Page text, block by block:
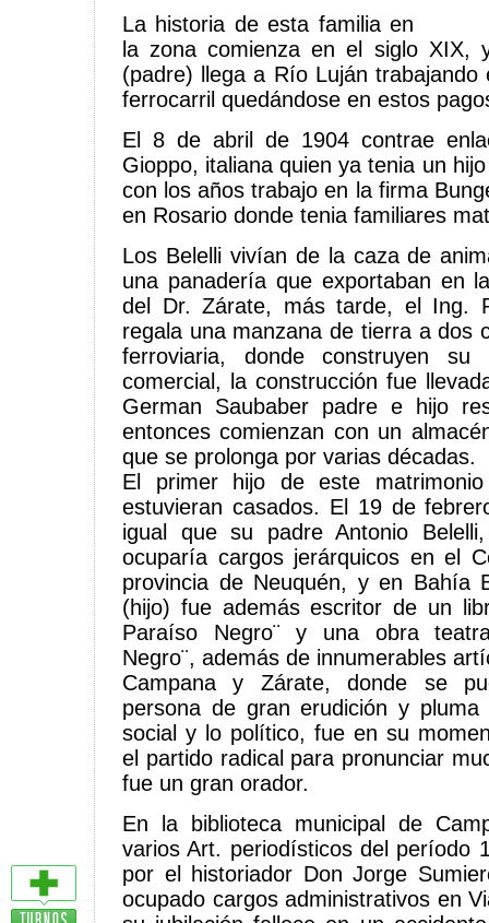
La historia de esta familia en
la zona comienza en el siglo XIX,
(padre) llega a Río Luján trabajando
ferrocarril quedándose en estos
El 8 de abril de 1904 contrae
Gioppo, italiana quien ya tenia un
con los años trabajo en la firma
en Rosario donde tenia familiares
Los Belelli vivían de la caza de
una panadería que exportaban en
del Dr. Zárate, más tarde, el Ing.
regala una manzana de tierra a dos
ferroviaria, donde construyen
comercial, la construcción fue
German Saubaber padre e hijo
entonces comienzan con un
que se prolonga por varias décadas.
El primer hijo de este
estuvieran casados. El 19 de
igual que su padre Antonio
ocuparía cargos jerárquicos en el
provincia de Neuquén, y en Bahía
(hijo) fue además escritor de un
Paraíso Negro¨ y una obra
Negro¨, además de innumerables
Campana y Zárate, donde se
persona de gran erudición y pluma
social y lo político, fue en su
el partido radical para pronunciar
fue un gran orador.
En la biblioteca municipal de
varios Art. periodísticos del período
por el historiador Don Jorge
ocupado cargos administrativos en